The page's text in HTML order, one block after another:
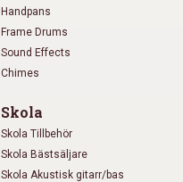
Handpans
Frame Drums
Sound Effects
Chimes
Skola
Skola Tillbehör
Skola Bästsäljare
Skola Akustisk gitarr/bas